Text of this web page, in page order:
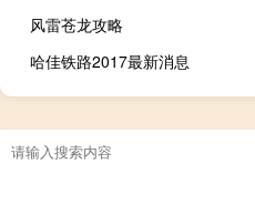
风雷苍龙攻略
哈佳铁路2017最新消息